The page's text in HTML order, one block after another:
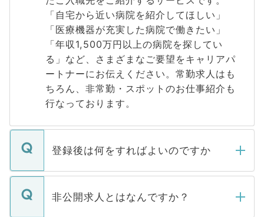
「自宅から近い病院を紹介してほしい」
「医療機器が充実した病院で働きたい」
「年収1,500万円以上の病院を探してい
る」など、さまざまなご要望をキャリアパ
ートナーにお伝えください。常勤求人はも
ちろん、非常勤・スポットのお仕事紹介も
行なっております。
登録後は何をすればよいのですか
ご登録いただきましたら、弊社担当者がご
登録内容を確認し、その後メールもしくは
非公開求人とはなんですか？